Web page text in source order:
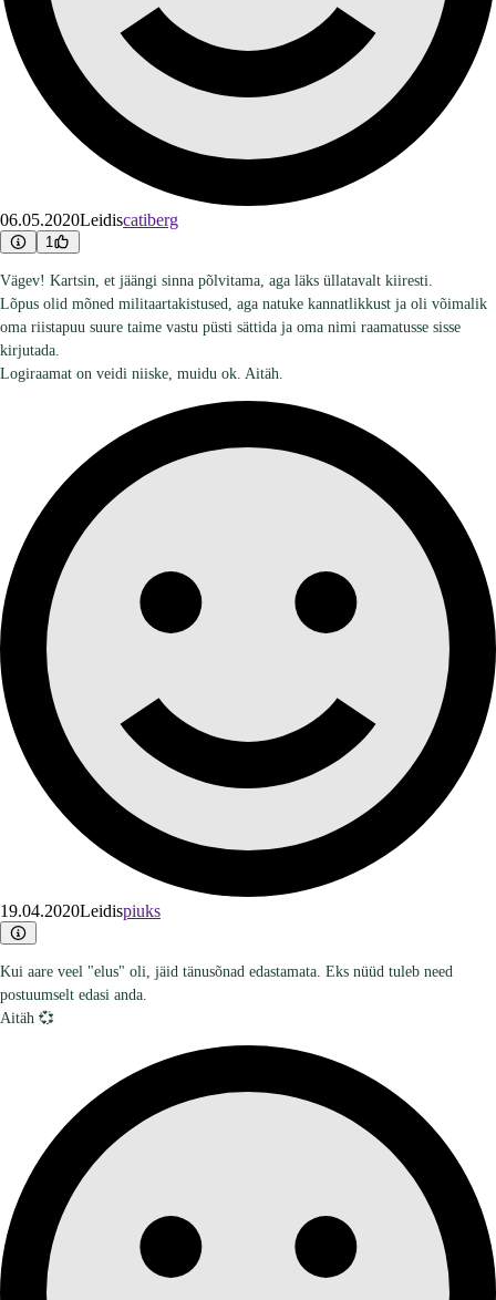
06.05.2020Leidiscatiberg
1
Vägev! Kartsin, et jäängi sinna põlvitama, aga läks üllatavalt kiiresti.
Lõpus olid mõned militaartakistused, aga natuke kannatlikkust ja oli võimalik
oma riistapuu suure taime vastu püsti sättida ja oma nimi raamatusse sisse
kirjutada.
Logiraamat on veidi niiske, muidu ok. Aitäh.
19.04.2020Leidispiuks
Kui aare veel "elus" oli, jäid tänusõnad edastamata. Eks nüüd tuleb need
postuumselt edasi anda.
Aitäh 💞